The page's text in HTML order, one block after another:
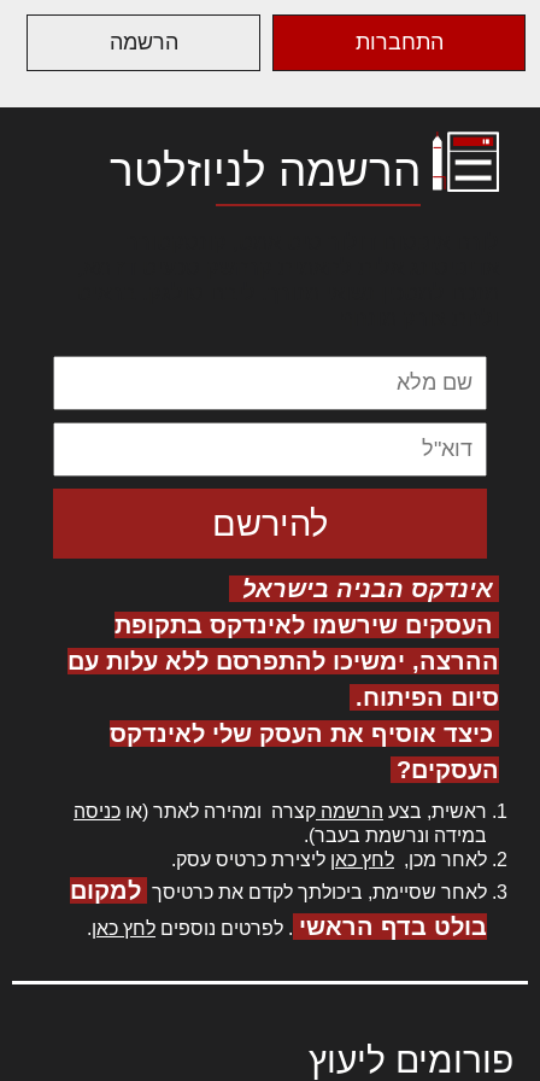
התחברות הרשמה
הרשמה לניוזלטר
אינדקס הבניה בישראל
העסקים שירשמו לאינדקס בתקופת
ההרצה, ימשיכו להתפרסם ללא עלות עם
סיום הפיתוח.
כיצד אוסיף את העסק שלי לאינדקס
העסקים?
ראשית, בצע הרשמה קצרה ומהירה לאתר (או כניסה
במידה ונרשמת בעבר).
לאחר מכן, לחץ כאן ליצירת כרטיס עסק.
לאחר שסיימת, ביכולתך לקדם את כרטיסך למקום
בולט בדף הראשי . לפרטים נוספים לחץ כאן.
פורומים ליעוץ